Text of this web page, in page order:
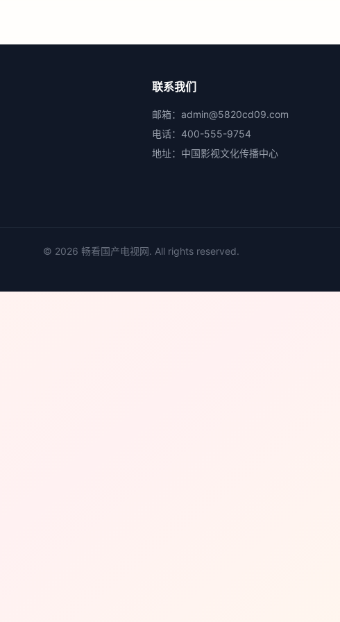
联系我们
邮箱： admin@5820cd09.com
电话： 400-555-9754
地址： 中国影视文化传播中心
© 2026 畅看国产电视网. All rights reserved.